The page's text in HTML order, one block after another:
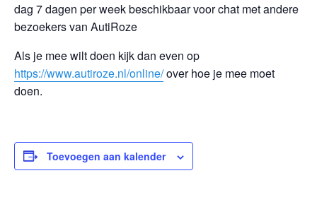
dag 7 dagen per week beschikbaar voor chat met andere
bezoekers van AutiRoze
Als je mee wilt doen kijk dan even op
https://www.autiroze.nl/online/over hoe je mee moet
doen.
Toevoegen aan kalender